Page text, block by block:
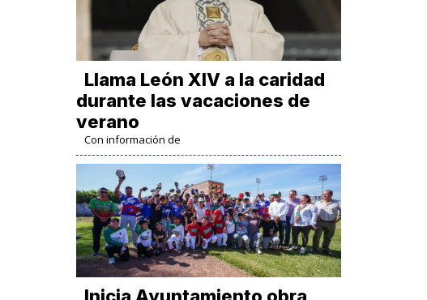
Llama León XIV a la caridad
durante las vacaciones de
verano
Con información de